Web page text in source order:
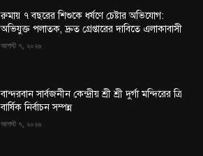
রুমায় ৭ বছরের শিশুকে ধর্ষণে চেষ্টার অভিযোগ:
অভিযুক্ত পলাতক, দ্রুত গ্রেপ্তারের দাবিতে এলাকাবাসী
আগস্ট ৭, ২০২৬
বান্দরবান সার্বজনীন কেন্দ্রীয় শ্রী শ্রী দুর্গা মন্দিরের ত্রি
বার্ষিক নির্বাচন সম্পন্ন
আগস্ট ৭, ২০২৬